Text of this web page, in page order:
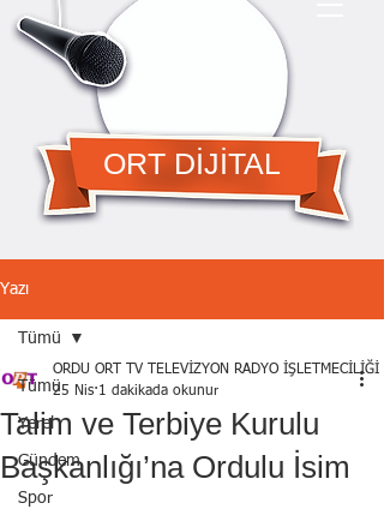
ORT DİJİTAL
Yazı
Tümü
Yerel
Gündem
Spor
Tümü
Talim ve Terbiye Kurulu
Başkanlığı’na Ordulu İsim
ORDU ORT TV TELEVİZYON RADYO İŞLETMECİLİĞİ
25 Nis 1 dakikada okunur